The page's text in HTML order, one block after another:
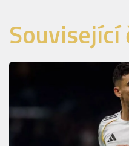
Související